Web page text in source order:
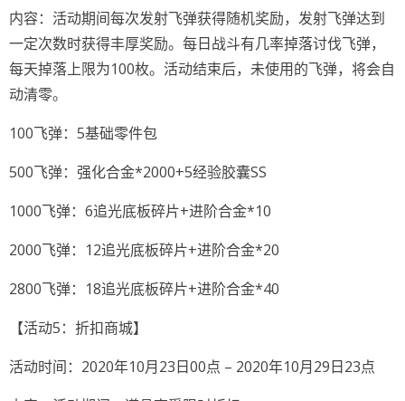
内容：活动期间每次发射飞弹获得随机奖励，发射飞弹达到
一定次数时获得丰厚奖励。每日战斗有几率掉落讨伐飞弹，
每天掉落上限为100枚。活动结束后，未使用的飞弹，将会自
动清零。
100飞弹：5基础零件包
500飞弹：强化合金*2000+5经验胶囊SS
1000飞弹：6追光底板碎片+进阶合金*10
2000飞弹：12追光底板碎片+进阶合金*20
2800飞弹：18追光底板碎片+进阶合金*40
【活动5：折扣商城】
活动时间：2020年10月23日00点 – 2020年10月29日23点